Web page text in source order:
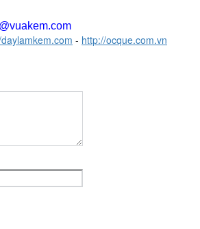
@vuakem.com
- http://ocque.com.vn